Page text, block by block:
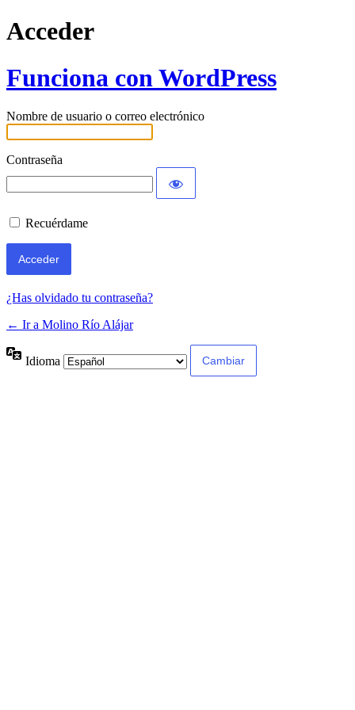
Acceder
Funciona con WordPress
Nombre de usuario o correo electrónico
Contraseña
Recuérdame
¿Has olvidado tu contraseña?
← Ir a Molino Río Alájar
Idioma